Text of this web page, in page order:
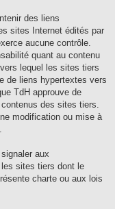
des liens
sites Internet édités par
aucune contrôle.
quant au contenu
lequel les sites tiers
de liens hypertextes vers
TdH approuve de
des sites tiers.
modification ou mise à
aux
sites tiers dont le
charte ou aux lois